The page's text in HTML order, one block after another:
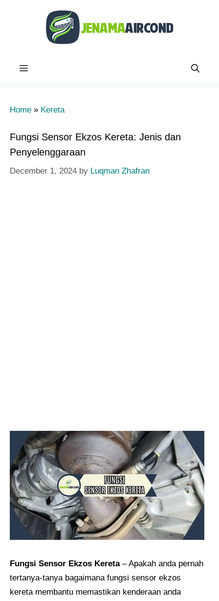
Menu
Home » Kereta
Fungsi Sensor Ekzos Kereta: Jenis dan
Penyelenggaraan
December 1, 2024 by Luqman Zhafran
Fungsi Sensor Ekzos Kereta– Apakah anda pernah
tertanya-tanya bagaimana fungsi sensor ekzos
kereta membantu memastikan kenderaan anda